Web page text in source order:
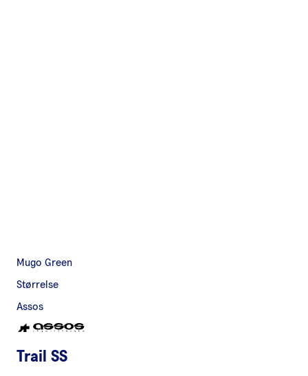
Mugo Green
Størrelse
Assos
Trail SS